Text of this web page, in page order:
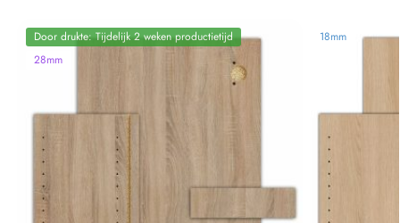
Door drukte: Tijdelijk 2 weken productietijd
28mm
18mm